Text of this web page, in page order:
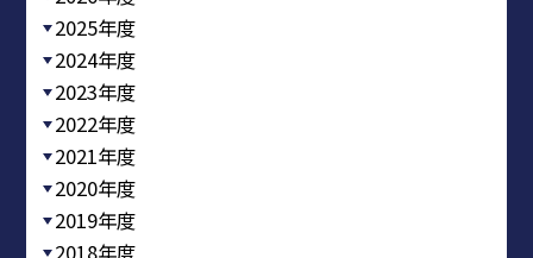
2025年度
2024年度
2023年度
2022年度
2021年度
2020年度
2019年度
2018年度